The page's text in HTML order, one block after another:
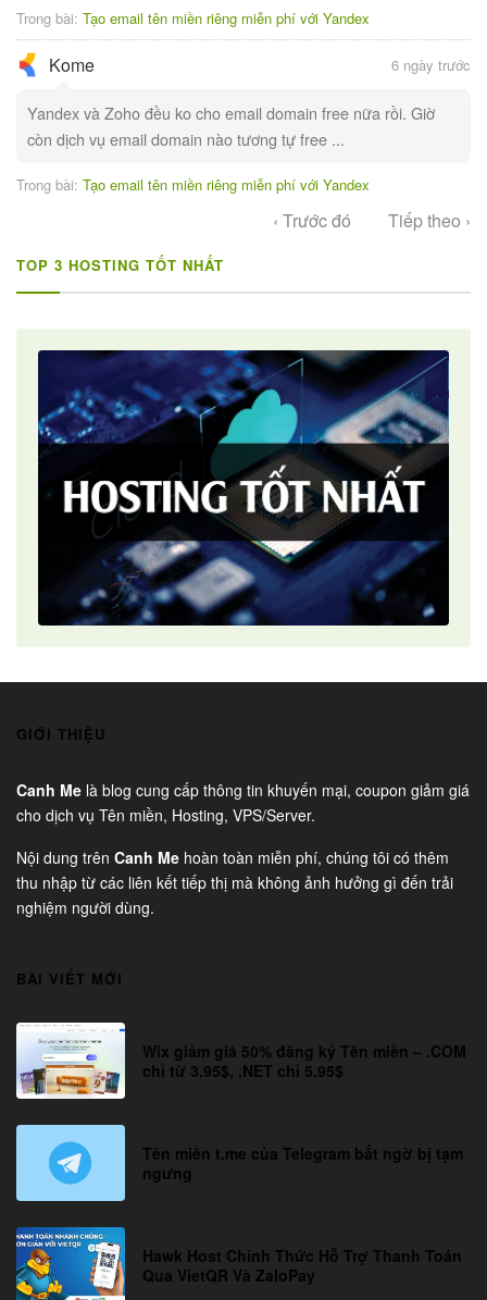
Trong bài: Tạo email tên miền riêng miễn phí với Yandex
Kome 6 ngày trước
Yandex và Zoho đều ko cho email domain free nữa rồi. Giờ
còn dịch vụ email domain nào tương tự free ...
Trong bài: Tạo email tên miền riêng miễn phí với Yandex
‹ Trước đó Tiếp theo ›
TOP 3 HOSTING TỐT NHẤT
GIỚI THIỆU
Canh Melà blog cung cấp thông tin khuyến mại, coupon giảm giá
cho dịch vụ Tên miền, Hosting, VPS/Server.
Nội dung trên Canh Mehoàn toàn miễn phí, chúng tôi có thêm
thu nhập từ các liên kết tiếp thị mà không ảnh hưởng gì đến trải
nghiệm người dùng.
BÀI VIẾT MỚI
Wix giảm giá 50% đăng ký Tên miền – .COM
chỉ từ 3.95$, .NET chỉ 5.95$
Tên miền t.me của Telegram bất ngờ bị tạm
ngưng
Hawk Host Chính Thức Hỗ Trợ Thanh Toán
Qua VietQR Và ZaloPay